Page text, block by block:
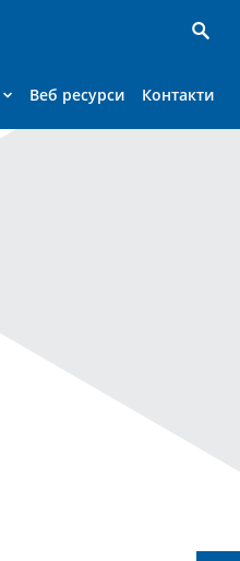
Веб ресурси Контакти